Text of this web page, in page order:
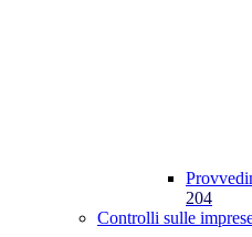
204
Controlli sulle